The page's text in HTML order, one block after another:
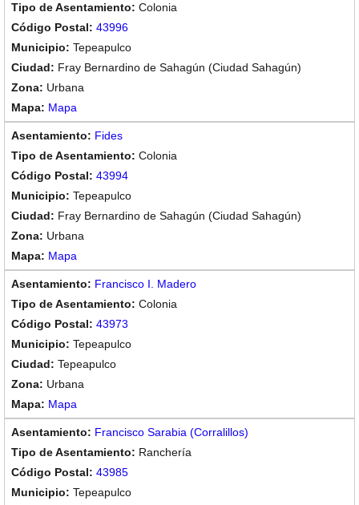
Colonia
43996
Tepeapulco
Fray Bernardino de Sahagún (Ciudad Sahagún)
Urbana
Mapa
Fides
Colonia
43994
Tepeapulco
Fray Bernardino de Sahagún (Ciudad Sahagún)
Urbana
Mapa
Francisco I. Madero
Colonia
43973
Tepeapulco
Tepeapulco
Urbana
Mapa
Francisco Sarabia (Corralillos)
Ranchería
43985
Tepeapulco